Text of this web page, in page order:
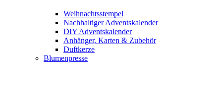
Weihnachtsstempel
Nachhaltiger Adventskalender
DIY Adventskalender
Anhänger, Karten & Zubehör
Duftkerze
Blumenpresse